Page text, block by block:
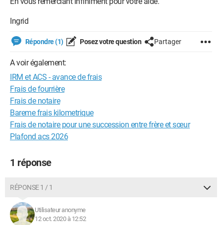
Ingrid
Répondre (1) Posez votre question Partager
A voir également:
IRM et ACS - avance de frais
Frais de fourrière
Frais de notaire
Bareme frais kilometrique
Frais de notaire pour une succession entre frère et sœur
Plafond acs 2026
1 réponse
RÉPONSE 1 / 1
Utilisateur anonyme
12 oct. 2020 à 12:52